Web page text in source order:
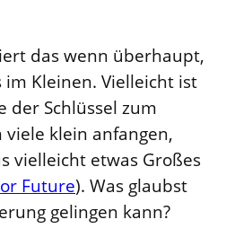
das wenn überhaupt,
im Kleinen. Vielleicht ist
der Schlüssel zum
viele klein anfangen,
vielleicht etwas Großes
Future). Was glaubst
gelingen kann?